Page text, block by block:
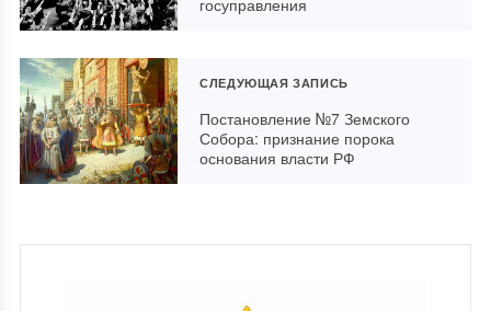
госуправления
СЛЕДУЮЩАЯ ЗАПИСЬ
Постановление №7 Земского
Собора: признание порока
основания власти РФ